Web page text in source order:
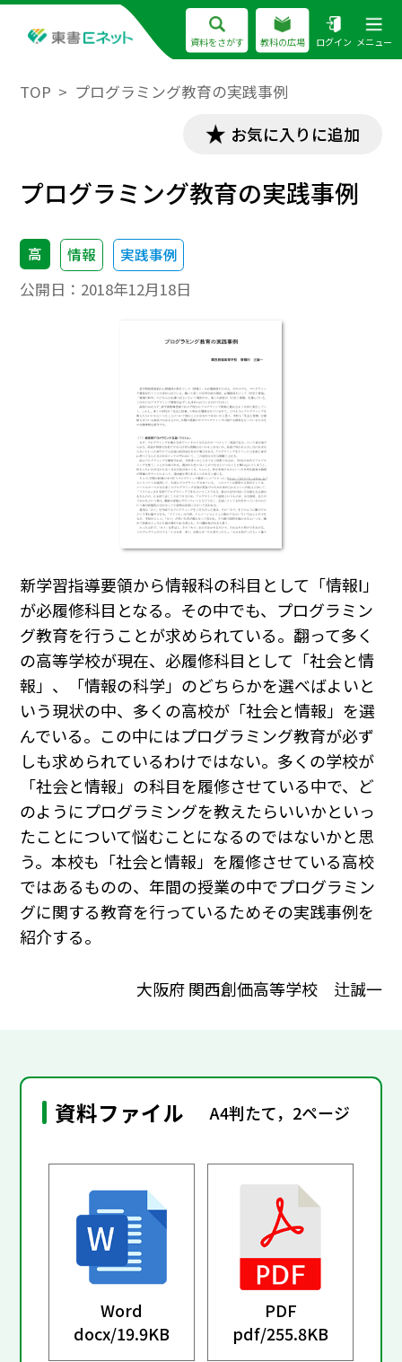
資料をさがす 教科の広場 ログイン メニュー
TOP プログラミング教育の実践事例
お気に入りに追加
プログラミング教育の実践事例
高 情報 実践事例
公開日： 2018年12月18日
新学習指導要領から情報科の科目として「情報Ⅰ」
が必履修科目となる。その中でも、プログラミン
グ教育を行うことが求められている。翻って多く
の高等学校が現在、必履修科目として「社会と情
報」、「情報の科学」のどちらかを選べばよいと
いう現状の中、多くの高校が「社会と情報」を選
んでいる。この中にはプログラミング教育が必ず
しも求められているわけではない。多くの学校が
「社会と情報」の科目を履修させている中で、ど
のようにプログラミングを教えたらいいかといっ
たことについて悩むことになるのではないかと思
う。本校も「社会と情報」を履修させている高校
ではあるものの、年間の授業の中でプログラミン
グに関する教育を行っているためその実践事例を
紹介する。
大阪府 関西創価高等学校 辻誠一
資料ファイル A4判たて，2ページ
Word
docx/19.9KB
PDF
pdf/255.8KB